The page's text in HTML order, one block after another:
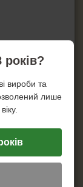
вироби та
лише